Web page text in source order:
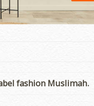
fashion Muslimah.